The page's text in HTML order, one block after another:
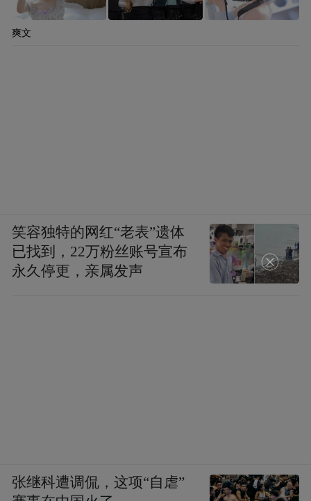
爽文
笑容独特的网红“老表”遗体
已找到，22万粉丝账号宣布
永久停更，亲属发声
张继科遭调侃，这项“自虐”